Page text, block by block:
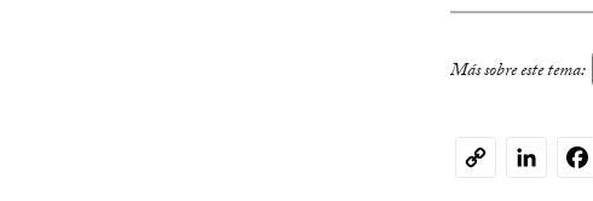
Más sobre este tema:
CopyLinkedIn